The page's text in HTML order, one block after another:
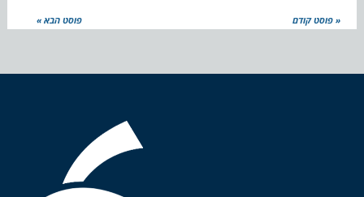
« פוסט קודם פוסט הבא »